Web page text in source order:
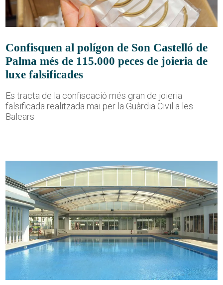
Confisquen al polígon de Son Castelló de
Palma més de 115.000 peces de joieria de
luxe falsificades
Es tracta de la confiscació més gran de joieria
falsificada realitzada mai per la Guàrdia Civil a les
Balears